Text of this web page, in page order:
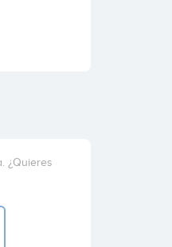
¿Quieres